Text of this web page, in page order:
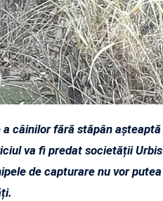
câinilor fără stăpân așteaptă
va fi predat societății Urbis
de capturare nu vor putea